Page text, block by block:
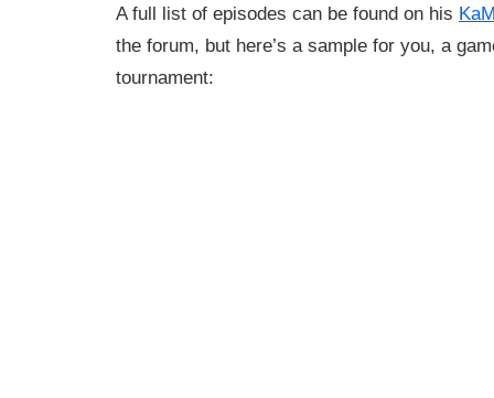
A full list of episodes can be found on his
the forum, but here’s a sample for you, a
tournament: